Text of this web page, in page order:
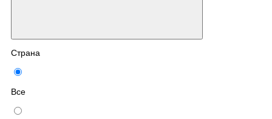
Страна
Все